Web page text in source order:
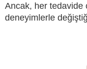
Ancak, her tedavide
deneyimlerle